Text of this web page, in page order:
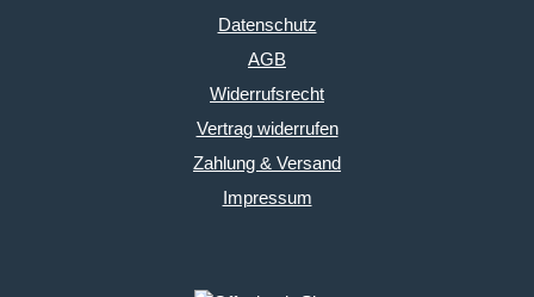
Datenschutz
AGB
Widerrufsrecht
Vertrag widerrufen
Zahlung & Versand
Impressum